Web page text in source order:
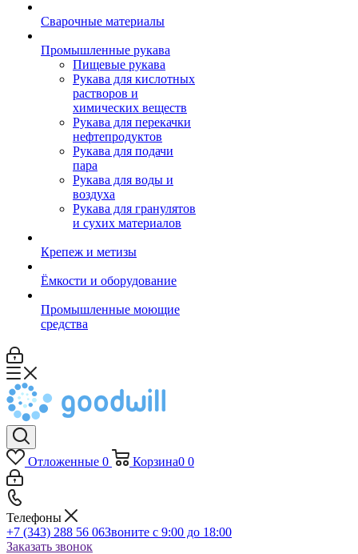
Сварочные материалы
Промышленные рукава
Пищевые рукава
Рукава для кислотных
растворов и
химических веществ
Рукава для перекачки
нефтепродуктов
Рукава для подачи
пара
Рукава для воды и
воздуха
Рукава для гранулятов
и сухих материалов
Крепеж и метизы
Ёмкости и оборудование
Промышленные моющие
средства
Отложенные 0 Корзина0 0
Телефоны
+7 (343) 288 56 06Звоните с 9:00 до 18:00
Заказать звонок